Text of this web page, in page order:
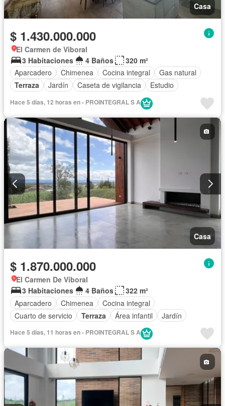
Casa
$ 1.430.000.000
El Carmen de Viboral
3 Habitaciones
4 Baños
320 m²
Aparcadero
Chimenea Cocina integral
Gas natural
Terraza
Jardín Caseta de vigilancia Estudio
Hace 5 días, 12 horas en - PROINTEGRAL S A
Casa
$ 1.870.000.000
El Carmen De Viboral
3 Habitaciones
4 Baños
322 m²
Aparcadero
Chimenea
Cocina integral
Cuarto de servicio
Terraza Área infantil Jardín
Hace 5 días, 11 horas en - PROINTEGRAL S A